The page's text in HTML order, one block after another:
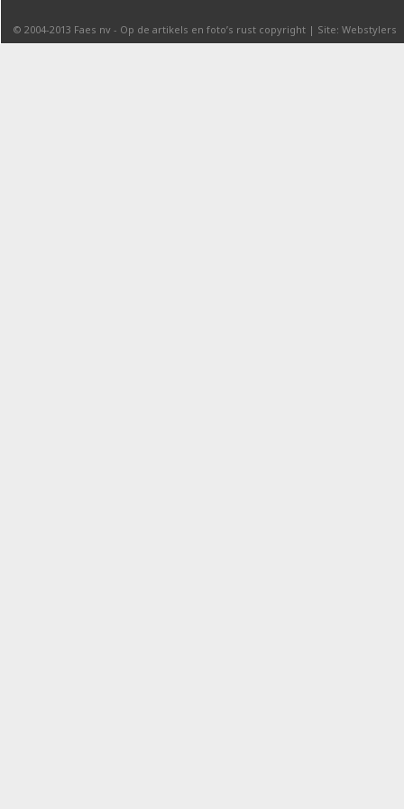
© 2004-2013 Faes nv - Op de artikels en foto’s rust copyright | Site: Webstylers